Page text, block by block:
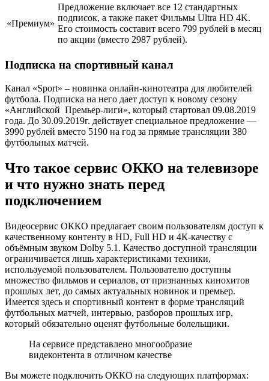
«Премиум»
Предложение включает все 12 стандартных
подписок, а также пакет Фильмы Ultra HD 4K.
Его стоимость составит всего 799 рублей в месяц
по акции (вместо 2987 рублей).
Подписка на спортивный канал
Канал «Sport» – новинка онлайн-кинотеатра для любителей
футбола. Подписка на него дает доступ к новому сезону
«Английской Премьер-лиги», который стартовал 09.08.2019
года. До 30.09.2019г. действует специальное предложение —
3990 рублей вместо 5190 на год за прямые трансляции 380
футбольных матчей.
Что такое сервис ОККО на телевизоре
и что нужно знать перед
подключением
Видеосервис ОККО предлагает своим пользователям доступ к
качественному контенту в HD, Full HD и 4К-качеству с
объёмным звуком Dolby 5.1. Качество доступной трансляции
ограничивается лишь характеристиками техники,
используемой пользователем. Пользователю доступны
множество фильмов и сериалов, от признанных кинохитов
прошлых лет, до самых актуальных новинок и премьер.
Имеется здесь и спортивный контент в форме трансляций
футбольных матчей, интервью, разборов прошлых игр,
который обязательно оценят футбольные болельщики.
На сервисе представлено многообразие
видеконтента в отличном качестве
Вы можете подключить ОККО на следующих платформах: